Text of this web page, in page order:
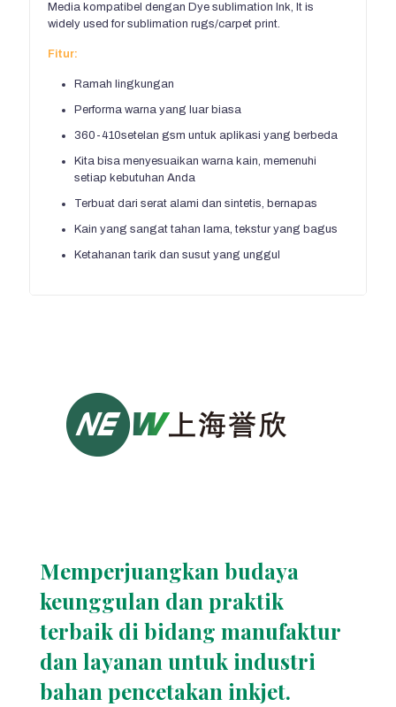
Media kompatibel dengan Dye sublimation Ink, It is
widely used for sublimation rugs/carpet print.
Fitur:
Ramah lingkungan
Performa warna yang luar biasa
360-410setelan gsm untuk aplikasi yang berbeda
Kita bisa menyesuaikan warna kain, memenuhi
setiap kebutuhan Anda
Terbuat dari serat alami dan sintetis, bernapas
Kain yang sangat tahan lama, tekstur yang bagus
Ketahanan tarik dan susut yang unggul
Memperjuangkan budaya
keunggulan dan praktik
terbaik di bidang manufaktur
dan layanan untuk industri
bahan pencetakan inkjet.